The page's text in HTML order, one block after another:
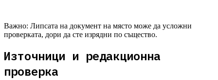
Важно: Липсата на документ на място може да усложни
проверката, дори да сте изрядни по същество.
Източници и редакционна
проверка